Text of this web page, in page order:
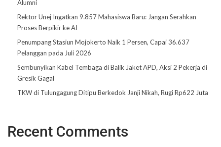
Alumni
Rektor Unej Ingatkan 9.857 Mahasiswa Baru: Jangan Serahkan
Proses Berpikir ke AI
Penumpang Stasiun Mojokerto Naik 1 Persen, Capai 36.637
Pelanggan pada Juli 2026
Sembunyikan Kabel Tembaga di Balik Jaket APD, Aksi 2 Pekerja di
Gresik Gagal
TKW di Tulungagung Ditipu Berkedok Janji Nikah, Rugi Rp622 Juta
Recent Comments